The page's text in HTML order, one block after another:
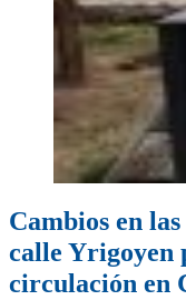
Cambios en
calle Yrigoyen
circulación en